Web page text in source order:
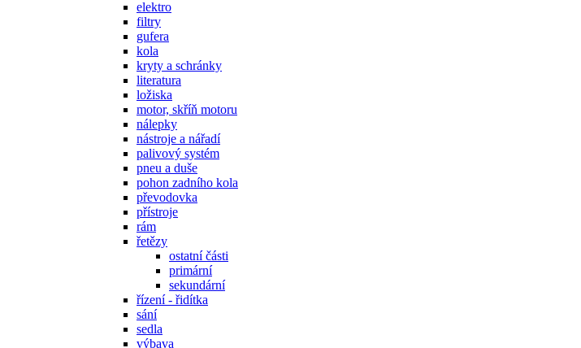
elektro
filtry
gufera
kola
kryty a schránky
literatura
ložiska
motor, skříň motoru
nálepky
nástroje a nářadí
palivový systém
pneu a duše
pohon zadního kola
převodovka
přístroje
rám
řetězy
ostatní části
primární
sekundární
řízení - řidítka
sání
sedla
výbava